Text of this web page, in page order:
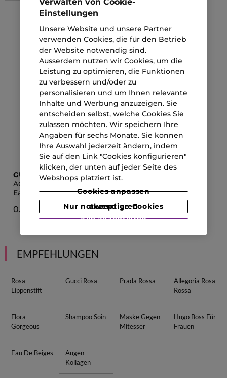
GUERLAIN
AQUA ALLEGORIA PERA
GRANITA
Eau de Toilette
0.00 CHF
EMPFEHLUNGEN
Rosa
Lippenstift
Gucci Rosa Prada Rossa
Allegoria Rosa
Rossa
Flora
Gorgeous
Shampoo Soin
Maske Gegen
Mitesser
Hugo Boss Für
Frauen
Eau De Beiges
Augen-
Kollagen
Einstellungen
Unsere Website und unsere Partner
verwenden Cookies, die für den Betrieb
der Website notwendig sind.
Ausserdem nutzen wir Cookies, um die
Leistung zu optimieren, die Funktionen
zu verbessern und/oder zu
personalisieren und um Ihnen relevante
Inhalte und Werbung anzuzeigen. Sie
entscheiden selbst, welche Cookies Sie
zulassen möchten. Wir speichern Ihre
Angaben für sechs Monate. Sie können
Ihre Auswahl jederzeit ändern, indem
Sie auf den Link "Cookies konfigurieren"
klicken, der unten auf jeder Seite des
Webshops platziert ist.
Cookies anpassen
Nur notwendige Cookies akzeptieren
Alle akzeptieren